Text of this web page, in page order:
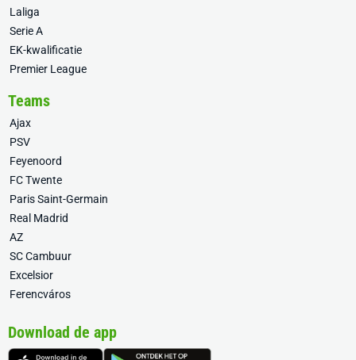
Laliga
Serie A
EK-kwalificatie
Premier League
Teams
Ajax
PSV
Feyenoord
FC Twente
Paris Saint-Germain
Real Madrid
AZ
SC Cambuur
Excelsior
Ferencváros
Download de app